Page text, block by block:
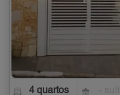
4 quartos